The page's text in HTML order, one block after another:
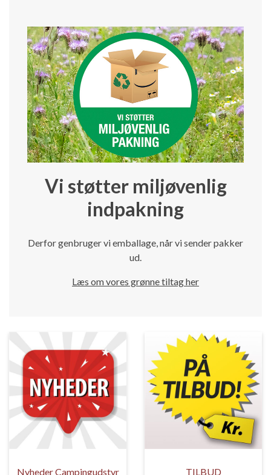
Vi støtter miljøvenlig
indpakning
Derfor genbruger vi emballage, når vi sender pakker
ud.
Læs om vores grønne tiltag her
Nyheder Campingudstyr TILBUD